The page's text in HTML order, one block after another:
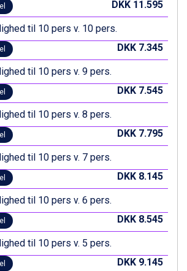
DKK 6.145
4.645
7.095
7.245
DKK 4.095
4.745
4.145
fra DKK 4.745
DKK 4.045
5.595
DKK 4.195
7.045
4.595
DKK 5.395
5.295
5.945
8.445
fra DKK 5.495
fra DKK 3.795
DKK 3.795
DKK 11.595
til 10 pers v. 10 pers.
DKK 7.345
til 10 pers v. 9 pers.
DKK 7.545
til 10 pers v. 8 pers.
DKK 7.795
til 10 pers v. 7 pers.
DKK 8.145
til 10 pers v. 6 pers.
DKK 8.545
til 10 pers v. 5 pers.
DKK 9.145